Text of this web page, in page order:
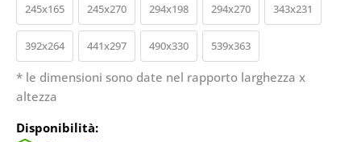
245x165 245x270 294x198 294x270 343x231
392x264 441x297 490x330 539x363
* le dimensioni sono date nel rapporto larghezza x
altezza
Disponibilità: